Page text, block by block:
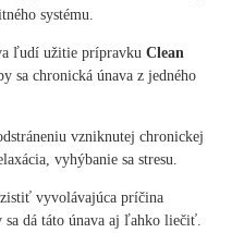
systému.
ľudí užitie prípravkuClean
sa chronická únava z jedného
vzniknutej chronickej
vyhýbanie sa stresu.
vyvolávajúca príčina
dá táto únava aj ľahko liečiť.